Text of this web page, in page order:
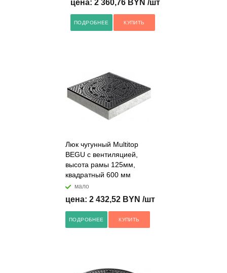
цена: 2 360,76 BYN /шт
ПОДРОБНЕЕ КУПИТЬ
Люк чугунный Multitop
BEGU с вентиляцией,
высота рамы 125мм,
квадратный 600 мм
мало
цена: 2 432,52 BYN /шт
ПОДРОБНЕЕ КУПИТЬ